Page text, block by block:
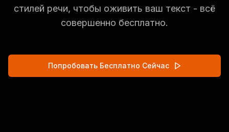
стилей речи, чтобы оживить ваш текст - всё
совершенно бесплатно.
Попробовать Бесплатно Сейчас